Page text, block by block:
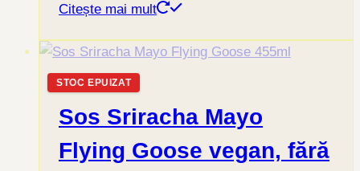
Citește mai mult
STOC EPUIZAT
Sos Sriracha Mayo
Flying Goose vegan, fără